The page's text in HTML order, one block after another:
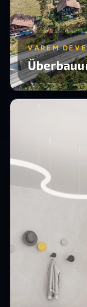
VAREM